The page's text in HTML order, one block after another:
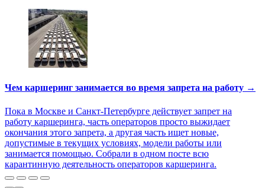
Чем каршеринг занимается во время запрета на работу →
Пока в Москве и Санкт-Петербурге действует запрет на
работу каршеринга, часть операторов просто выжидает
окончания этого запрета, а другая часть ищет новые,
допустимые в текущих условиях, модели работы или
занимается помощью. Собрали в одном посте всю
карантинную деятельность операторов каршеринга.